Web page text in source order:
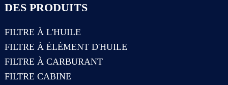
DES PRODUITS
FILTRE À L'HUILE
FILTRE À ÉLÉMENT D'HUILE
FILTRE À CARBURANT
FILTRE CABINE